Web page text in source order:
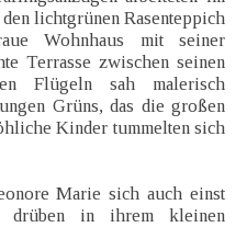
lichtgrünen Rasenteppich
Wohnhaus mit seiner
Terrasse zwischen seinen
Flügeln sah malerisch
Grüns, das die großen
Kinder tummelten sich
Marie sich auch einst
drüben in ihrem kleinen